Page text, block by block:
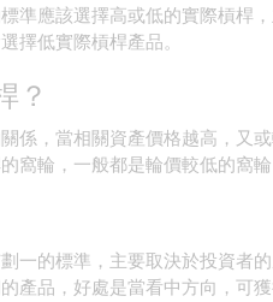
準應該選擇高或低的實際槓桿
擇低實際槓桿產品。
？
係，當相關資產價格越高，又
窩輪，一般都是輪價較低的窩
一的標準，主要取決於投資者的
產品，好處是當看中方向，可